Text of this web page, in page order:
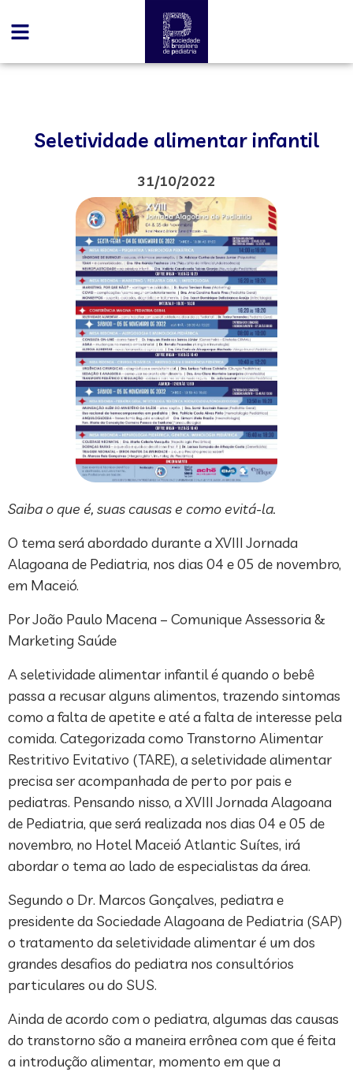
Seletividade alimentar infantil
31/10/2022
Saiba o que é, suas causas e como evitá-la.
O tema será abordado durante a XVIII Jornada
Alagoana de Pediatria, nos dias 04 e 05 de novembro,
em Maceió.
Por João Paulo Macena – Comunique Assessoria &
Marketing Saúde
A seletividade alimentar infantil é quando o bebê
passa a recusar alguns alimentos, trazendo sintomas
como a falta de apetite e até a falta de interesse pela
comida. Categorizada como Transtorno Alimentar
Restritivo Evitativo (TARE), a seletividade alimentar
precisa ser acompanhada de perto por pais e
pediatras. Pensando nisso, a XVIII Jornada Alagoana
de Pediatria, que será realizada nos dias 04 e 05 de
novembro, no Hotel Maceió Atlantic Suítes, irá
abordar o tema ao lado de especialistas da área.
Segundo o Dr. Marcos Gonçalves, pediatra e
presidente da Sociedade Alagoana de Pediatria (SAP)
o tratamento da seletividade alimentar é um dos
grandes desafios do pediatra nos consultórios
particulares ou do SUS.
Ainda de acordo com o pediatra, algumas das causas
do transtorno são a maneira errônea com que é feita
a introdução alimentar, momento em que a